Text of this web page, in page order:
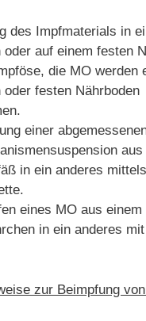
des Impfmaterials in
oder auf einem festen
die MO werden
oder festen Nährboden
einer
aus
in ein anderes mittels
eines MO aus einem
in ein anderes
zur Beimpfung